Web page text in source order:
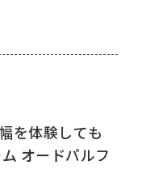
を体験しても
オードパルフ